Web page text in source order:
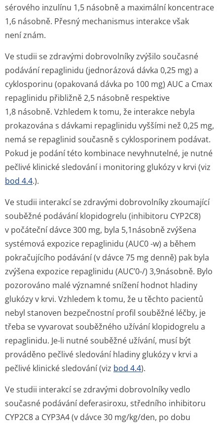
sérového inzulínu 1,5 násobně a maximální koncentrace
1,6 násobně. Přesný mechanismus interakce však
není znám.
Ve studii se zdravými dobrovolníky zvýšilo současné
podávání repaglinidu (jednorázová dávka 0,25 mg) a
cyklosporinu (opakovaná dávka po 100 mg) AUC a Cmax
repaglinidu přibližně 2,5 násobně respektive
1,8 násobně. Vzhledem k tomu, že interakce nebyla
prokazována s dávkami repaglinidu vyššími než 0,25 mg,
nemá se repaglinid současně s cyklosporinem podávat.
Pokud je podání této kombinace nevyhnutelné, je nutné
pečlivé klinické sledování i monitoring glukózy v krvi (viz
bod 4.4.).
Ve studii interakcí se zdravými dobrovolníky zkoumající
souběžné podávání klopidogrelu (inhibitoru CYP2C8)
v počáteční dávce 300 mg, byla 5,1násobně zvýšena
systémová expozice repaglinidu (AUC0 -w) a během
pokračujícího podávání (v dávce 75 mg denně) pak byla
zvýšena expozice repaglinidu (AUC’0-/) 3,9násobně. Bylo
pozorováno malé významné snížení hodnot hladiny
glukózy v krvi. Vzhledem k tomu, že u těchto pacientů
nebyl stanoven bezpečnostní profil souběžné léčby, je
třeba se vyvarovat souběžného užívání klopidogrelu a
repaglinidu. Je-li nutné souběžné užívání, musí být
prováděno pečlivé sledování hladiny glukózy v krvi a
pečlivé klinické sledování (viz bod 4.4).
Ve studii interakcí se zdravými dobrovolníky vedlo
současné podávání deferasiroxu, středního inhibitoru
CYP2C8 a CYP3A4 (v dávce 30 mg/kg/den, po dobu